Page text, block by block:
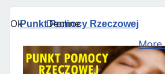
Punkt Pomocy Rzeczowej
Ok
Decline
More